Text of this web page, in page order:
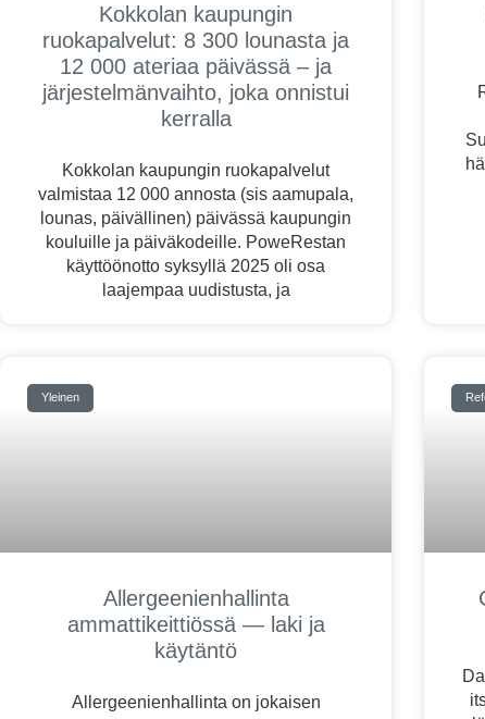
Kokkolan kaupungin
ruokapalvelut: 8 300 lounasta ja
12 000 ateriaa päivässä – ja
järjestelmänvaihto, joka onnistui
kerralla
Kokkolan kaupungin ruokapalvelut
valmistaa 12 000 annosta (sis aamupala,
lounas, päivällinen) päivässä kaupungin
kouluille ja päiväkodeille. PoweRestan
käyttöönotto syksyllä 2025 oli osa
laajempaa uudistusta, ja
Yleinen
Allergeenienhallinta
ammattikeittiössä — laki ja
käytäntö
Allergeenienhallinta on jokaisen